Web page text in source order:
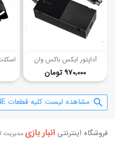
آداپتور ایکس باکس وان
قیمت970,000 تومان
search مشاهده لیست کلیه قطعات XBOX ONE
فروشگاه اینترنتی انبار بازی‌ مدیریت